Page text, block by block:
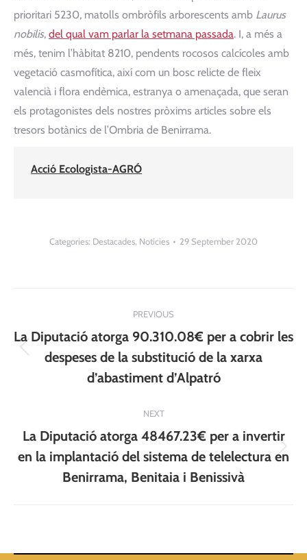
prioritari 5230, matolls ombròfils arborescents amb Laurus
nobilis, del qual vam parlar la setmana passada. I, a més a
més, tenim l’hàbitat 8210, pendents rocosos calcícoles amb
vegetació casmofítica, així com un bosc relicte de fleix
valencià i flora endèmica, estranya o amenaçada, que seran
els protagonistes dels nostres pròxims articles sobre els
tresors botànics de l’Ombria de Benirrama.
Acció Ecologista-AGRÓ
Categories: Destacades, Notícies 29 September 2020
navigation
PREVIOUS
Previous
post:
La Diputació atorga 90.310.08€ per a cobrir les
despeses de la substitució de la xarxa
d’abastiment d’Alpatró
NEXT
Next
post:
La Diputació atorga 48467.23€ per a invertir
en la implantació del sistema de telelectura en
Benirrama, Benitaia i Benissivà